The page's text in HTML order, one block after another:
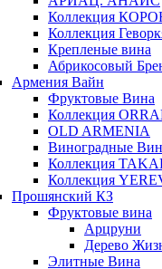
Коллекция
Коллекция
Крепленые вина
Абрикосовый
Армения Вайн
Фруктовые Вина
Коллекция
OLD ARMENIA
Виноградные
Коллекция
Коллекция
Прошянский КЗ
Фруктовые вина
Арцруни
Дерево
Элитные Вина